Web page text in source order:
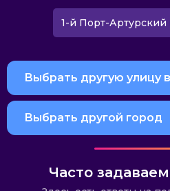
1-й Порт-Артурский
Выбрать другую улицу
Выбрать другой город
Часто